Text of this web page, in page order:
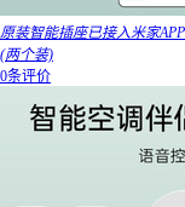
原装智能插座已接入米家
(两个装)
0条评价